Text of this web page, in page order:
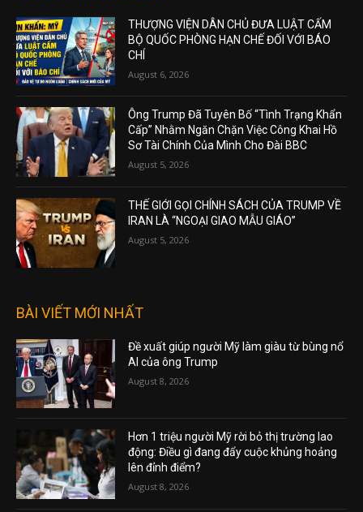
THƯỢNG VIỆN DÂN CHỦ ĐƯA LUẬT CẤM
BỘ QUỐC PHÒNG HẠN CHẾ ĐỐI VỚI BÁO
CHÍ
August 6, 2026
Ông Trump Đã Tuyên Bố “Tình Trạng Khẩn
Cấp” Nhằm Ngăn Chặn Việc Công Khai Hồ
Sơ Tài Chính Của Mình Cho Đài BBC
August 5, 2026
THẾ GIỚI GỌI CHÍNH SÁCH CỦA TRUMP VỀ
IRAN LÀ “NGOẠI GIAO MẪU GIÁO”
August 5, 2026
BÀI VIẾT MỚI NHẤT
Đề xuất giúp người Mỹ làm giàu từ bùng nổ
AI của ông Trump
August 8, 2026
Hơn 1 triệu người Mỹ rời bỏ thị trường lao
động: Điều gì đang đẩy cuộc khủng hoảng
lên đỉnh điểm?
August 8, 2026